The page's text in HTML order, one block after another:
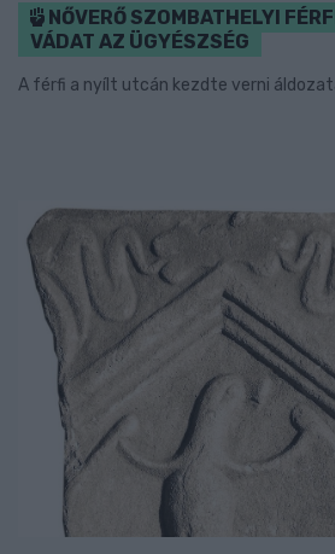
NŐVERŐ SZOMBATHELYI
VÁDAT AZ ÜGYÉSZSÉG
A férfi a nyílt utcán kezdte verni